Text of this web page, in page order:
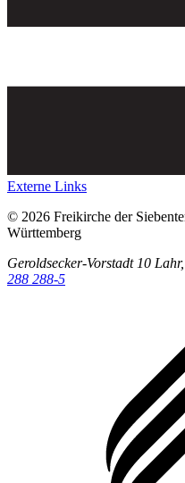
Externe Links
© 2026 Freikirche der
Württemberg
Geroldsecker-Vorstadt 10 Lahr
288 288-5